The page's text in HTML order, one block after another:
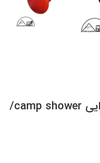
دوش صحرایی(دوش صحرایی camp shower/